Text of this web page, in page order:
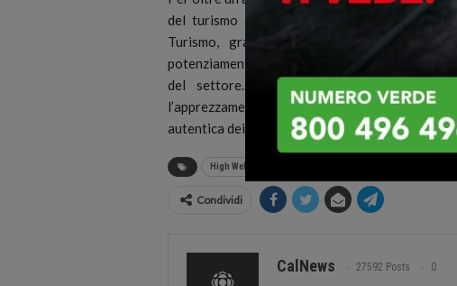
del turismo montano. Un progetto
Turismo, grazie alle sue azioni mirate
potenziamento delle infrastrutture e alla
del settore. Dalla Ciclovia dei Parchi al
l’apprezzamento verso un Sud Italia che
autentica dei suoi territori.
High Wellness South Italy
Condividi
CalNews 27592 Posts 0